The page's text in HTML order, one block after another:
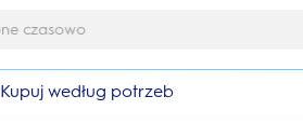
Kupuj według potrzeb